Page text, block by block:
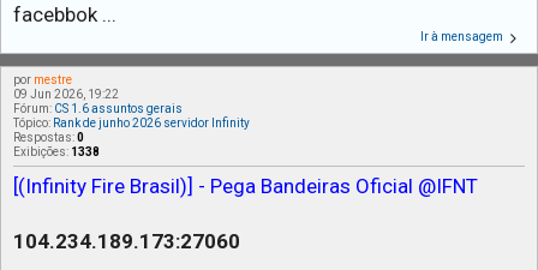
facebbok ...
Ir à mensagem
por mestre
09 Jun 2026, 19:22
Fórum: CS 1.6 assuntos gerais
Tópico: Rank de junho 2026 servidor Infinity
Respostas:0
Exibições: 1338
[(Infinity Fire Brasil)] - Pega Bandeiras Oficial @IFNT
104.234.189.173:27060